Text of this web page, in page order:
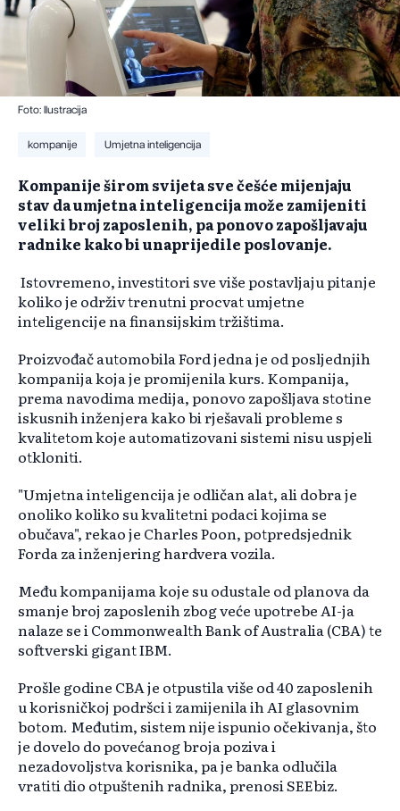
Foto: Ilustracija
kompanije Umjetna inteligencija
Kompanije širom svijeta sve češće mijenjaju
stav da umjetna inteligencija može zamijeniti
veliki broj zaposlenih, pa ponovo zapošljavaju
radnike kako bi unaprijedile poslovanje.
Istovremeno, investitori sve više postavljaju pitanje
koliko je održiv trenutni procvat umjetne
inteligencije na finansijskim tržištima.
Proizvođač automobila Ford jedna je od posljednjih
kompanija koja je promijenila kurs. Kompanija,
prema navodima medija, ponovo zapošljava stotine
iskusnih inženjera kako bi rješavali probleme s
kvalitetom koje automatizovani sistemi nisu uspjeli
otkloniti.
"Umjetna inteligencija je odličan alat, ali dobra je
onoliko koliko su kvalitetni podaci kojima se
obučava", rekao je Charles Poon, potpredsjednik
Forda za inženjering hardvera vozila.
Među kompanijama koje su odustale od planova da
smanje broj zaposlenih zbog veće upotrebe AI-ja
nalaze se i Commonwealth Bank of Australia (CBA) te
softverski gigant IBM.
Prošle godine CBA je otpustila više od 40 zaposlenih
u korisničkoj podršci i zamijenila ih AI glasovnim
botom. Međutim, sistem nije ispunio očekivanja, što
je dovelo do povećanog broja poziva i
nezadovoljstva korisnika, pa je banka odlučila
vratiti dio otpuštenih radnika, prenosi SEEbiz.